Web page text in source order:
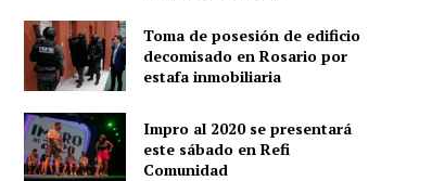
Toma de posesión de edificio
decomisado en Rosario por
estafa inmobiliaria
Impro al 2020 se presentará
este sábado en Refi
Comunidad